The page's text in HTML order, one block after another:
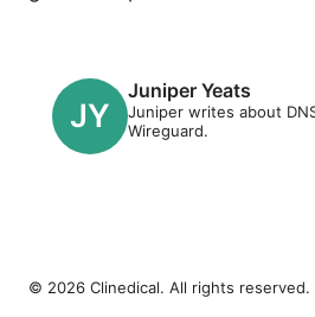
Juniper Yeats
Juniper writes about
Wireguard.
© 2026 Clinedical. All rights reserved.